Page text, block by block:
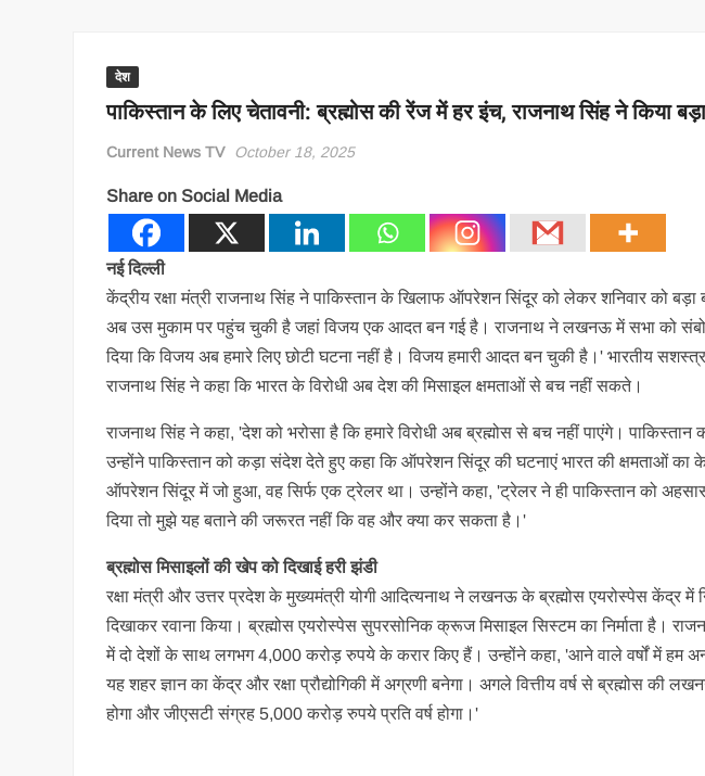
देश
पाकिस्तान के लिए चेतावनी: ब्रह्मोस की रेंज में हर इंच, राजनाथ सिंह ने किया
Current News TV October 18, 2025
Share on Social Media
नई दिल्ली
केंद्रीय रक्षा मंत्री राजनाथ सिंह ने पाकिस्तान के खिलाफ ऑपरेशन सिंदूर को लेकर शनिवार को बड़ा
अब उस मुकाम पर पहुंच चुकी है जहां विजय एक आदत बन गई है। राजनाथ ने लखनऊ में सभा को
दिया कि विजय अब हमारे लिए छोटी घटना नहीं है। विजय हमारी आदत बन चुकी है।' भारतीय
राजनाथ सिंह ने कहा कि भारत के विरोधी अब देश की मिसाइल क्षमताओं से बच नहीं सकते।
राजनाथ सिंह ने कहा, 'देश को भरोसा है कि हमारे विरोधी अब ब्रह्मोस से बच नहीं पाएंगे।
उन्होंने पाकिस्तान को कड़ा संदेश देते हुए कहा कि ऑपरेशन सिंदूर की घटनाएं भारत की क्षमताओं का
ऑपरेशन सिंदूर में जो हुआ, वह सिर्फ एक ट्रेलर था। उन्होंने कहा, 'ट्रेलर ने ही पाकिस्तान को
दिया तो मुझे यह बताने की जरूरत नहीं कि वह और क्या कर सकता है।'
ब्रह्मोस मिसाइलों की खेप को दिखाई हरी झंडी
रक्षा मंत्री और उत्तर प्रदेश के मुख्यमंत्री योगी आदित्यनाथ ने लखनऊ के ब्रह्मोस एयरोस्पेस केंद्र में
दिखाकर रवाना किया। ब्रह्मोस एयरोस्पेस सुपरसोनिक क्रूज मिसाइल सिस्टम का निर्माता है।
में दो देशों के साथ लगभग 4,000 करोड़ रुपये के करार किए हैं। उन्होंने कहा, 'आने वाले वर्षों में
यह शहर ज्ञान का केंद्र और रक्षा प्रौद्योगिकी में अग्रणी बनेगा। अगले वित्तीय वर्ष से ब्रह्मोस
होगा और जीएसटी संग्रह 5,000 करोड़ रुपये प्रति वर्ष होगा।'